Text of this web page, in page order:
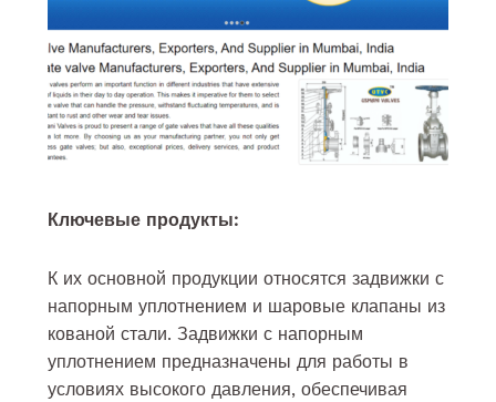
Ключевые продукты:
К их основной продукции относятся задвижки с
напорным уплотнением и шаровые клапаны из
кованой стали. Задвижки с напорным
уплотнением предназначены для работы в
условиях высокого давления, обеспечивая